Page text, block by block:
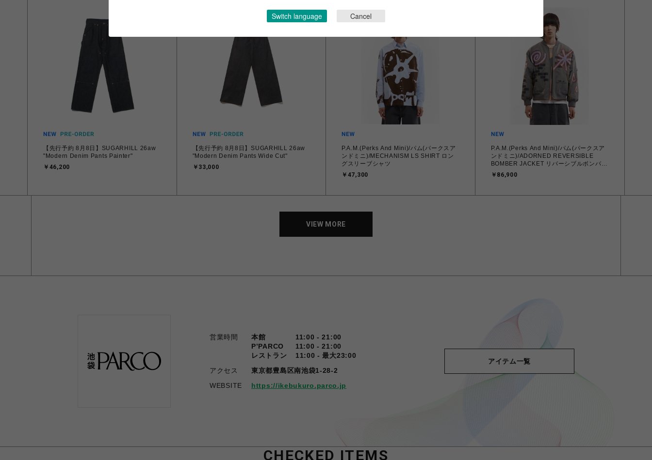
【先行予約 8月8日】SUGARHILL 26aw
"Modern Denim Pants Painter"
￥46,200
【先行予約 8月8日】SUGARHILL 26aw
"Modern Denim Pants Wide Cut"
￥33,000
P.A.M.(Perks And Mini)/パム(パークスア
ンドミニ)/MECHANISM LS SHIRT ロン
グスリーブシャツ
￥47,300
P.A.M.(Perks And Mini)/パム(パークスア
ンドミニ)/ADORNED REVERSIBLE
BOMBER JACKET リバーシブルボンバー
ジャケット
￥86,900
VIEW MORE
VIEW MORE
営業時間 本館
11:00 - 21:00
P’PARCO
11:00 - 21:00
レストラン
11:00 - 最大23:00
アクセス
東京都豊島区南池袋1-28-2
WEBSITE
https://ikebukuro.parco.jp
アイテム一覧
CHECKED ITEMS
Switch language Cancel